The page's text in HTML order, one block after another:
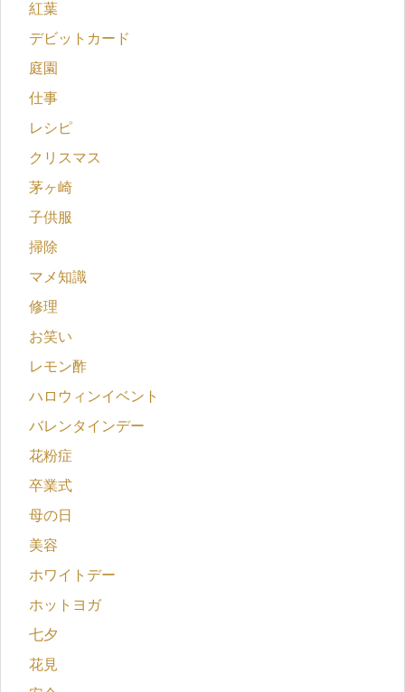
紅葉
デビットカード
庭園
仕事
レシピ
クリスマス
茅ヶ崎
子供服
掃除
マメ知識
修理
お笑い
レモン酢
ハロウィンイベント
バレンタインデー
花粉症
卒業式
母の日
美容
ホワイトデー
ホットヨガ
七夕
花見